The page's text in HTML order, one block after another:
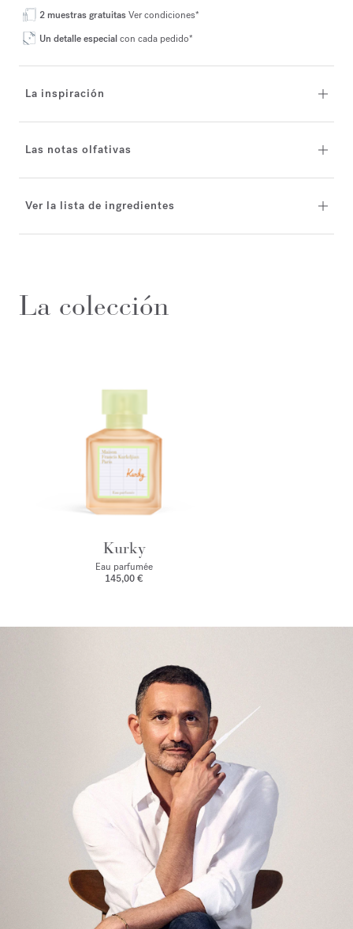
2 muestras gratuitasVer condiciones*
Un detalle especialcon cada pedido*
La inspiración
Las notas olfativas
Ver la lista de ingredientes
La colección
Kurky
Eau parfumée
145,00 €